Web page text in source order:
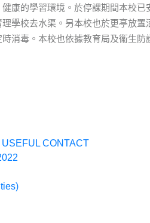
康的學習環境。於停課期間本校
學校去水渠。另本校也於更亭放
消毒。本校也依據教育局及衞生防
CONTACT